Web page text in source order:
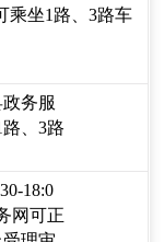
乘坐1路、3路车
务服
、3路
18:0
网可正